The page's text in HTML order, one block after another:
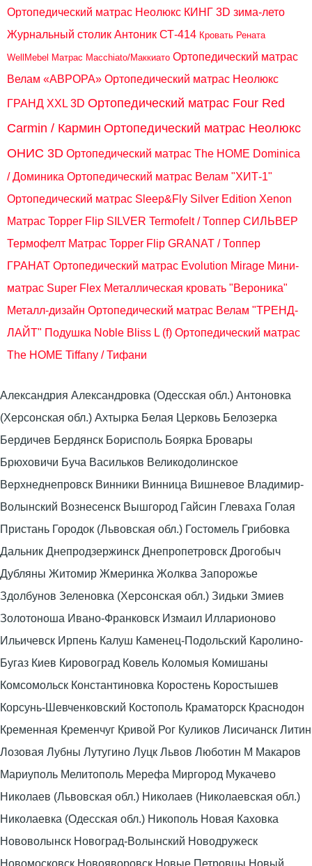
Ортопедический матрас Неолюкс КИНГ 3D зима-лето
Журнальный столик Антоник СТ-414 Кровать Рената
WellMebel Матрас Macchiato/Маккиато Ортопедический матрас
Велам «АВРОРА» Ортопедический матрас Неолюкс
ГРАНД XXL 3D Ортопедический матрас Four Red
Carmin / Кармин Ортопедический матрас Неолюкс
ОНИС 3D Ортопедический матрас The HOME Dominica
/ Доминика Ортопедический матрас Велам "ХИТ-1"
Ортопедический матрас Sleep&Fly Silver Edition Xenon
Матрас Topper Flip SILVER Termofelt / Топпер СИЛЬВЕР
Термофелт Матрас Topper Flip GRANAT / Топпер
ГРАНАТ Ортопедический матрас Evolution Mirage Мини-
матрас Super Flex Металлическая кровать "Вероника"
Металл-дизайн Ортопедический матрас Велам "ТРЕНД-
ЛАЙТ" Подушка Noble Bliss L (f) Ортопедический матрас
The HOME Tiffany / Тифани
Александрия Александровка (Одесская обл.) Антоновка
(Херсонская обл.) Ахтырка Белая Церковь Белозерка
Бердичев Бердянск Борисполь Боярка Бровары
Брюховичи Буча Васильков Великодолинское
Верхнеднепровск Винники Винница Вишневое Владимир-
Волынский Вознесенск Вышгород Гайсин Глеваха Голая
Пристань Городок (Львовская обл.) Гостомель Грибовка
Дальник Днепродзержинск Днепропетровск Дрогобыч
Дубляны Житомир Жмеринка Жолква Запорожье
Здолбунов Зеленовка (Херсонская обл.) Зидьки Змиев
Золотоноша Ивано-Франковск Измаил Илларионово
Ильичевск Ирпень Калуш Каменец-Подольский Каролино-
Бугаз Киев Кировоград Ковель Коломыя Комишаны
Комсомольск Константиновка Коростень Коростышев
Корсунь-Шевченковский Костополь Краматорск Краснодон
Кременная Кременчуг Кривой Рог Куликов Лисичанск Литин
Лозовая Лубны Лутугино Луцк Львов Люботин М Макаров
Мариуполь Мелитополь Мерефа Миргород Мукачево
Николаев (Львовская обл.) Николаев (Николаевская обл.)
Николаевка (Одесская обл.) Никополь Новая Каховка
Нововолынск Новоград-Волынский Новодружеск
Новомосковск Новояворовск Новые Петровцы Новый